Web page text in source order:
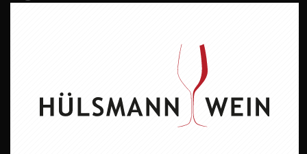
12,5 % vol.